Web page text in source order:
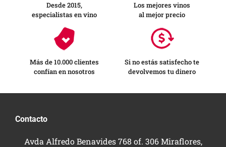
Desde 2015,
especialistas en vino
Los mejores vinos
al mejor precio
Más de 10.000 clientes
confían en nosotros
Si no estás satisfecho te
devolvemos tu dinero
Contacto
Avda Alfredo Benavides 768 of. 306 Miraflores,